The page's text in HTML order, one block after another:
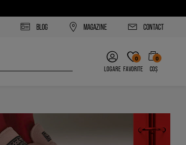
BLOG MAGAZINE CONTACT
LOGARE
0
FAVORITE
0
COȘ